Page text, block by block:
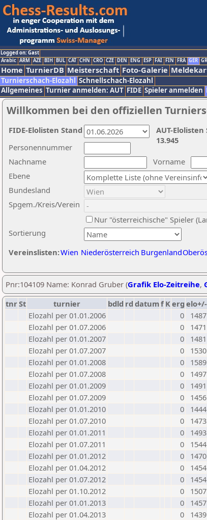
Logged on: Gast
Arabic ARM AZE BIH BUL CAT CHN CRO CZE DEN ENG ESP FAI FIN FRA GER
Home TurnierDB Meisterschaft Foto-Galerie
Turnierschach-Elozahl Schnellschach-Elozahl
Allgemeines Turnier anmelden: AUT FIDE Spieler anmelden
Willkommen bei den offiziellen
Nachname
Vorname
Ebene
Sortierung
Personennummer
Bundesland
Spgem./Kreis/Verein
Nur "österreichische" Spieler
Vereinslisten:Wien Niederösterreich Burgenland
AUT-
13.945
FIDE-Elolisten Stand
Pnr:104109 Name: Konrad Gruber (Grafik Elo-Zeitreihe,
tnrSt turnier bdld rd datumf Kerg elo+/-
Elozahl per 01.01.2006
0
1487
Elozahl per 01.07.2006
0
1471
Elozahl per 01.01.2007
0
1481
Elozahl per 01.07.2007
0
1530
Elozahl per 01.01.2008
0
1589
Elozahl per 01.07.2008
0
1497
Elozahl per 01.01.2009
0
1491
Elozahl per 01.07.2009
0
1456
Elozahl per 01.01.2010
0
1444
Elozahl per 01.07.2010
0
1473
Elozahl per 01.01.2011
0
1493
Elozahl per 01.07.2011
0
1544
Elozahl per 01.01.2012
0
1470
Elozahl per 01.04.2012
0
1454
Elozahl per 01.07.2012
0
1454
Elozahl per 01.10.2012
0
1507
Elozahl per 01.01.2013
0
1457
Elozahl per 01.04.2013
0
1439